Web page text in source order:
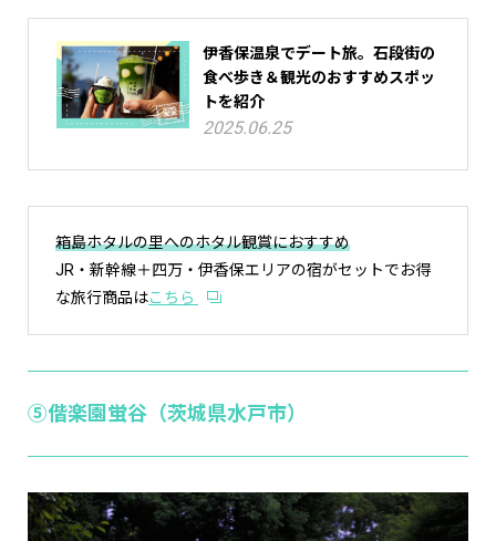
伊香保温泉でデート旅。石段街の
食べ歩き＆観光のおすすめスポッ
トを紹介
2025.06.25
箱島ホタルの里へのホタル観賞におすすめ
JR・新幹線＋四万・伊香保エリアの宿がセットでお得
な旅行商品はこちら
⑤偕楽園蛍谷（茨城県水戸市）